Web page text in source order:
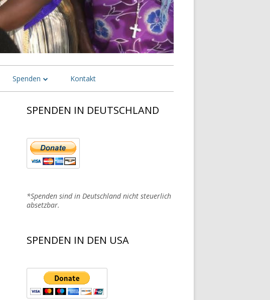
Spenden
Spenden in den Niederlanden
Spenden in Nigeria
Kontakt
Haupt-
SPENDEN IN DEUTSCHLAND
*Spenden sind in Deutschland nicht steuerlich
absetzbar.
SPENDEN IN DEN USA